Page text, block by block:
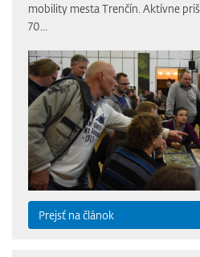
mobility mesta Trenčín. Aktívne
70...
Prejsť na článok